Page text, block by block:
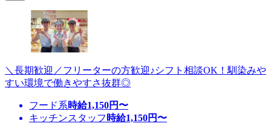
＼長期歓迎／フリーターの方歓迎♪シフト相談OK！馴染みや
すい環境で働きやすさ抜群◎
フード系時給1,150円〜
キッチンスタッフ 時給1,150円〜